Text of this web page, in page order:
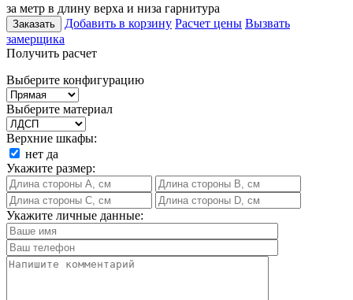
за метр в длину верха и низа гарнитура
Заказать Добавить в корзину Расчет цены Вызвать
замерщика
Получить расчет
Выберите конфигурацию
Выберите материал
Верхние шкафы:
нет да
Укажите размер:
Укажите личные данные: